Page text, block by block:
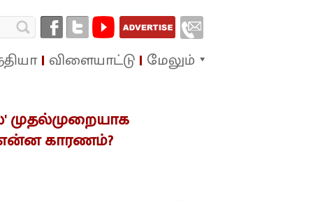
விளையாட்டு மேலும்
முதல்முறையாக
காரணம்?